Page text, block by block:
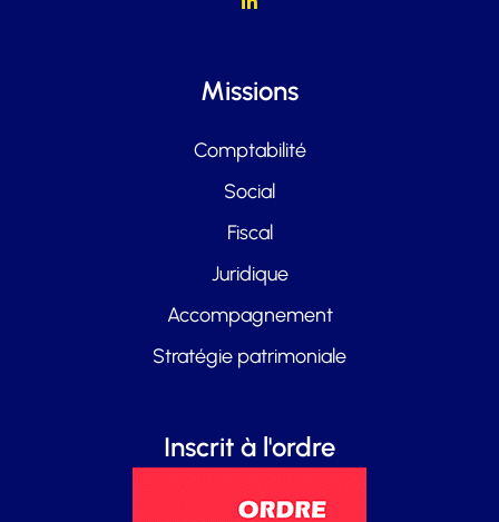
Missions
Comptabilité
Social
Fiscal
Juridique
Accompagnement
Stratégie patrimoniale
Inscrit à l'ordre